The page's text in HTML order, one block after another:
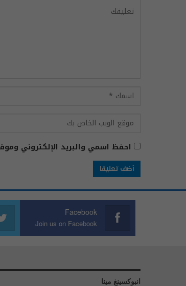
احفظ اسمي والبريد الإلكتروني
Facebook
Join us on Facebook
انبوكسينغ مينا